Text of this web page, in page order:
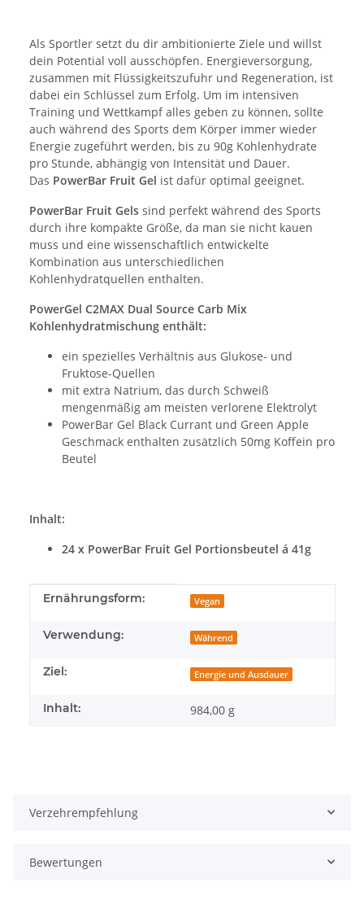
Als Sportler setzt du dir ambitionierte Ziele und willst
dein Potential voll ausschöpfen. Energieversorgung,
zusammen mit Flüssigkeitszufuhr und Regeneration, ist
dabei ein Schlüssel zum Erfolg. Um im intensiven
Training und Wettkampf alles geben zu können, sollte
auch während des Sports dem Körper immer wieder
Energie zugeführt werden, bis zu 90g Kohlenhydrate
pro Stunde, abhängig von Intensität und Dauer.
Das PowerBar Fruit Gel ist dafür optimal geeignet.
PowerBar Fruit Gels sind perfekt während des Sports
durch ihre kompakte Größe, da man sie nicht kauen
muss und eine wissenschaftlich entwickelte
Kombination aus unterschiedlichen
Kohlenhydratquellen enthalten.
PowerGel C2MAX Dual Source Carb Mix
Kohlenhydratmischung enthält:
ein spezielles Verhältnis aus Glukose- und
Fruktose-Quellen
mit extra Natrium, das durch Schweiß
mengenmäßig am meisten verlorene Elektrolyt
PowerBar Gel Black Currant und Green Apple
Geschmack enthalten zusätzlich 50mg Koffein pro
Beutel
Inhalt:
24 x PowerBar Fruit Gel Portionsbeutel á 41g
Produkteigenschaft
Wert
Ernährungsform: Vegan
Verwendung: Während
Ziel: Energie und Ausdauer
Inhalt: 984,00 g
Verzehrempfehlung
Bewertungen